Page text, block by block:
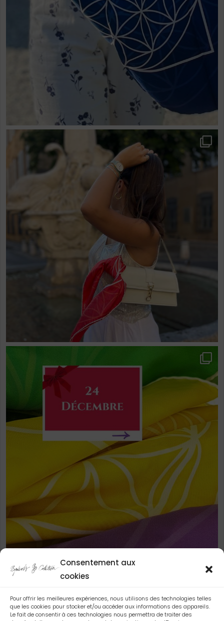
Consentement aux
cookies
Pour offrir les meilleures expériences, nous utilisons des technologies telles
que les cookies pour stocker et/ou accéder aux informations des appareils.
Le fait de consentir à ces technologies nous permettra de traiter des
SUIVEZ-MOI SUR INSTAGRAM